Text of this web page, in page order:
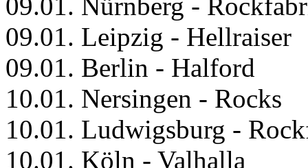
09.01. Leipzig - Hellraiser
09.01. Berlin - Halford
10.01. Nersingen - Rocks
10.01. Ludwigsburg -
10.01. Köln - Valhalla